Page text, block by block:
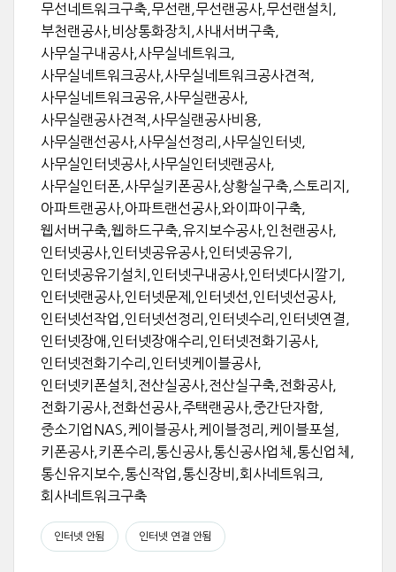
무선네트워크구축,무선랜,무선랜공사,무선랜설치,
부천랜공사,비상통화장치,사내서버구축,
사무실구내공사,사무실네트워크,
사무실네트워크공사,사무실네트워크공사견적,
사무실네트워크공유,사무실랜공사,
사무실랜공사견적,사무실랜공사비용,
사무실랜선공사,사무실선정리,사무실인터넷,
사무실인터넷공사,사무실인터넷랜공사,
사무실인터폰,사무실키폰공사,상황실구축,스토리지,
아파트랜공사,아파트랜선공사,와이파이구축,
웹서버구축,웹하드구축,유지보수공사,인천랜공사,
인터넷공사,인터넷공유공사,인터넷공유기,
인터넷공유기설치,인터넷구내공사,인터넷다시깔기,
인터넷랜공사,인터넷문제,인터넷선,인터넷선공사,
인터넷선작업,인터넷선정리,인터넷수리,인터넷연결,
인터넷장애,인터넷장애수리,인터넷전화기공사,
인터넷전화기수리,인터넷케이블공사,
인터넷키폰설치,전산실공사,전산실구축,전화공사,
전화기공사,전화선공사,주택랜공사,중간단자함,
중소기업NAS,케이블공사,케이블정리,케이블포설,
키폰공사,키폰수리,통신공사,통신공사업체,통신업체,
통신유지보수,통신작업,통신장비,회사네트워크,
회사네트워크구축
인터넷 안됨 인터넷 연결 안됨